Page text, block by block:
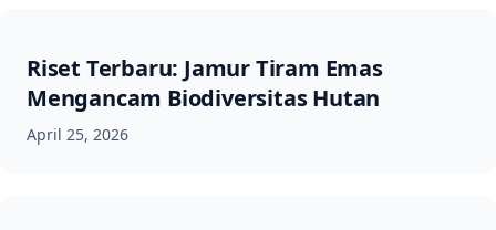
Riset Terbaru: Jamur Tiram Emas
Mengancam Biodiversitas Hutan
April 25, 2026